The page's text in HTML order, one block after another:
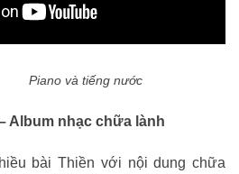
nước
Album nhạc chữa lành
bài Thiền với nội dung chữa